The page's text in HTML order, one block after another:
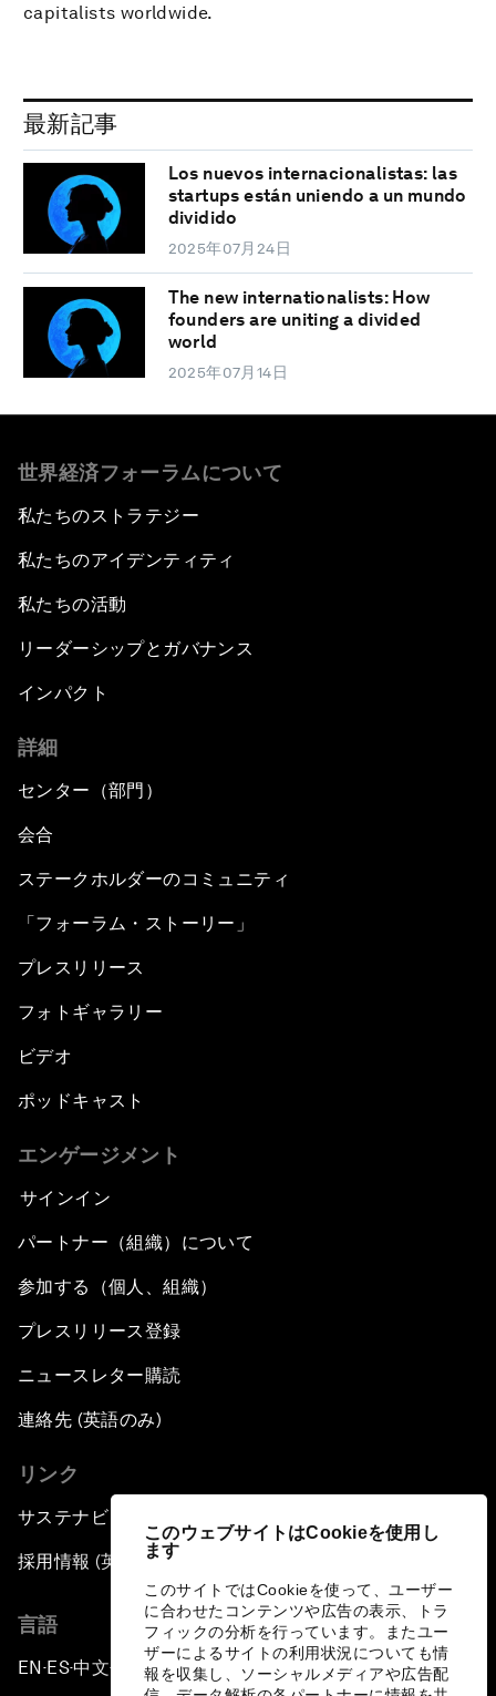
このウェブサイトはCookieを使用し
ます
このサイトではCookieを使って、ユーザー
に合わせたコンテンツや広告の表示、トラ
フィックの分析を行っています。またユー
ザーによるサイトの利用状況についても情
報を収集し、ソーシャルメディアや広告配
capitalists worldwide.
最新記事
Los nuevos internacionalistas: las
startups están uniendo a un mundo
dividido
2025年07月24日
The new internationalists: How
founders are uniting a divided
world
2025年07月14日
世界経済フォーラムについて
私たちのストラテジー
私たちのアイデンティティ
私たちの活動
リーダーシップとガバナンス
インパクト
詳細
センター（部門）
会合
ステークホルダーのコミュニティ
「フォーラム・ストーリー」
プレスリリース
フォトギャラリー
ビデオ
ポッドキャスト
エンゲージメント
サインイン
パートナー（組織）について
参加する（個人、組織）
プレスリリース登録
ニュースレター購読
連絡先 (英語のみ)
リンク
サステナビリティへの取り組み
採用情報 (英語のみ)
言語
EN ▪ ES▪中文▪ 日本語